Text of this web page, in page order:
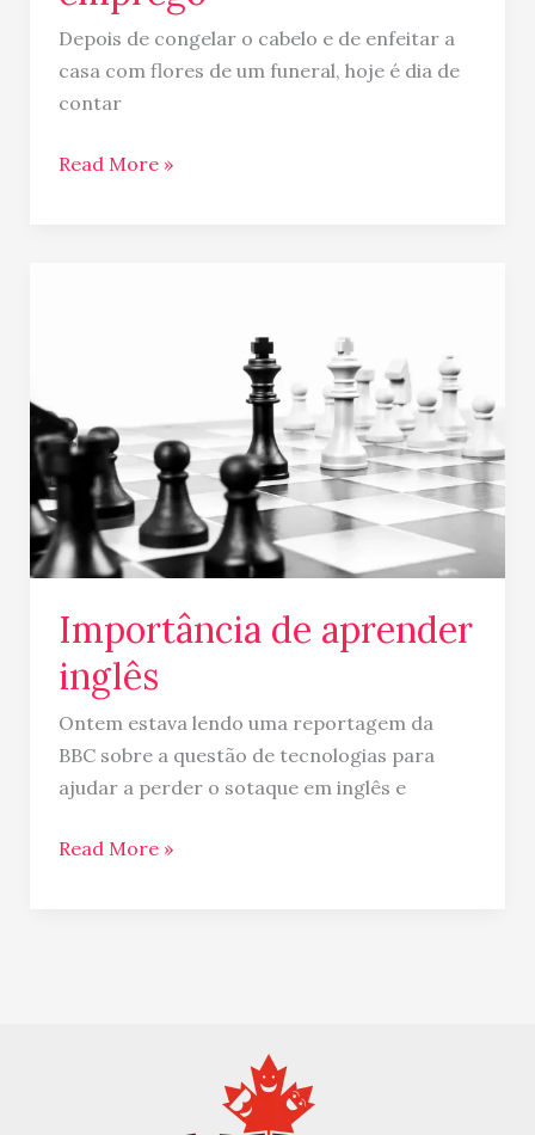
Depois de congelar o cabelo e de enfeitar a
casa com flores de um funeral, hoje é dia de
contar
Read More »
Importância de aprender
inglês
Ontem estava lendo uma reportagem da
BBC sobre a questão de tecnologias para
ajudar a perder o sotaque em inglês e
Read More »